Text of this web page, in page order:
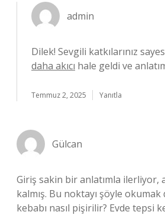
admin
Dilek! Sevgili katkılarınız
daha akıcı hale geldi ve
Temmuz 2, 2025 Yanıtla
Gülcan
Giriş sakin bir anlatımla ilerliyor,
kalmış. Bu noktayı şöyle
kebabı nasıl pişirilir? Evde tepsi